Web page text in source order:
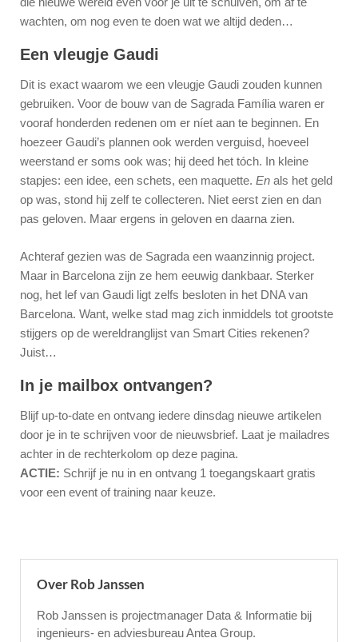
wachten, om nog even te doen wat we altijd deden…
Een vleugje Gaudi
Dit is exact waarom we een vleugje Gaudi zouden kunnen
gebruiken. Voor de bouw van de Sagrada Família waren er
vooraf honderden redenen om er níet aan te beginnen. En
hoezeer Gaudi’s plannen ook werden verguisd, hoeveel
weerstand er soms ook was; hij deed het tóch. In kleine
stapjes: een idee, een schets, een maquette. En als het geld
op was, stond hij zelf te collecteren. Niet eerst zien en dan
pas geloven. Maar ergens in geloven en daarna zien.
Achteraf gezien was de Sagrada een waanzinnig project.
Maar in Barcelona zijn ze hem eeuwig dankbaar. Sterker
nog, het lef van Gaudi ligt zelfs besloten in het DNA van
Barcelona. Want, welke stad mag zich inmiddels tot grootste
stijgers op de wereldranglijst van Smart Cities rekenen?
Juist…
In je mailbox ontvangen?
Blijf up-to-date en ontvang iedere dinsdag nieuwe artikelen
door je in te schrijven voor de nieuwsbrief. Laat je mailadres
achter in de rechterkolom op deze pagina.
ACTIE: Schrijf je nu in en ontvang 1 toegangskaart gratis
voor een event of training naar keuze.
Over Rob Janssen
Rob Janssen is projectmanager Data & Informatie bij
ingenieurs- en adviesbureau Antea Group.